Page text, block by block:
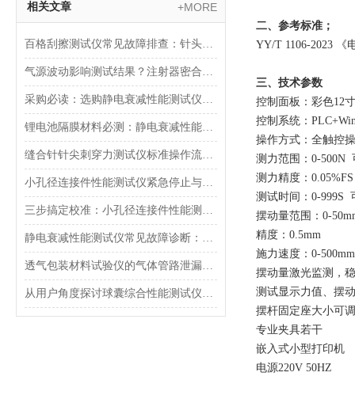
相关文章 +MORE
百格刮擦测试仪常见故障排查：针头磨损与运动轨迹偏移
气源波动影响测试结果？注射器密合性正压测试仪的稳压设计分析
采购必读：选购静电衰减性能测试仪的5个核心参数与避坑指南
锂电池隔膜材料必测：静电衰减性能测试仪的操作难点突破
缝合针针尖刺穿力测试仪标准操作流程（SOP）及实验员培训要点
小孔径连接件性能测试仪紧急停止与异常状态下的安全复位操作
三步搞定校准：小孔径连接件性能测试仪的每日开机自检流程详解
静电衰减性能测试仪常见故障诊断：充电不稳定与电位漂移排查
透气包装材料试验仪的气体管路泄漏防护与废气排放系统详解
从用户角度探讨球囊综合性能测试仪的故障问题
二、参考标准；
YY/T 1106-2023 《
三、技术参数
控制面板：彩色12
控制系统：
操作方式：全触控
测力范围：0-500N
测力精度：0.05%FS
测试时间：0-999S
摆动量范围：0-
精度：0.5mm
施力速度：0-
摆动量激光监测，
测试显示力值、摆
摆杆固定座大小可调
专业夹具若干
嵌入式小型打印机
电源220V 50HZ